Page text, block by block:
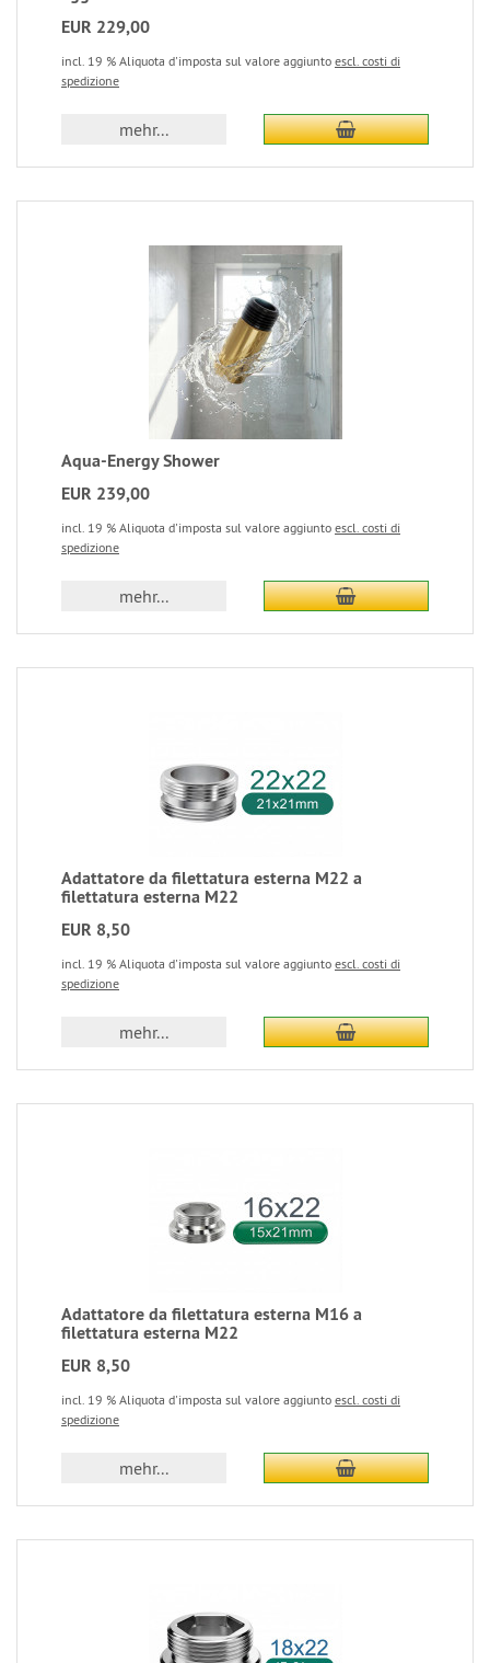
EUR 229,00
incl. 19 % Aliquota d'imposta sul valore aggiunto escl. costi di
spedizione
mehr...
Aqua-Energy Shower
EUR 239,00
incl. 19 % Aliquota d'imposta sul valore aggiunto escl. costi di
spedizione
mehr...
Adattatore da filettatura esterna M22 a
filettatura esterna M22
EUR 8,50
incl. 19 % Aliquota d'imposta sul valore aggiunto escl. costi di
spedizione
mehr...
Adattatore da filettatura esterna M16 a
filettatura esterna M22
EUR 8,50
incl. 19 % Aliquota d'imposta sul valore aggiunto escl. costi di
spedizione
mehr...